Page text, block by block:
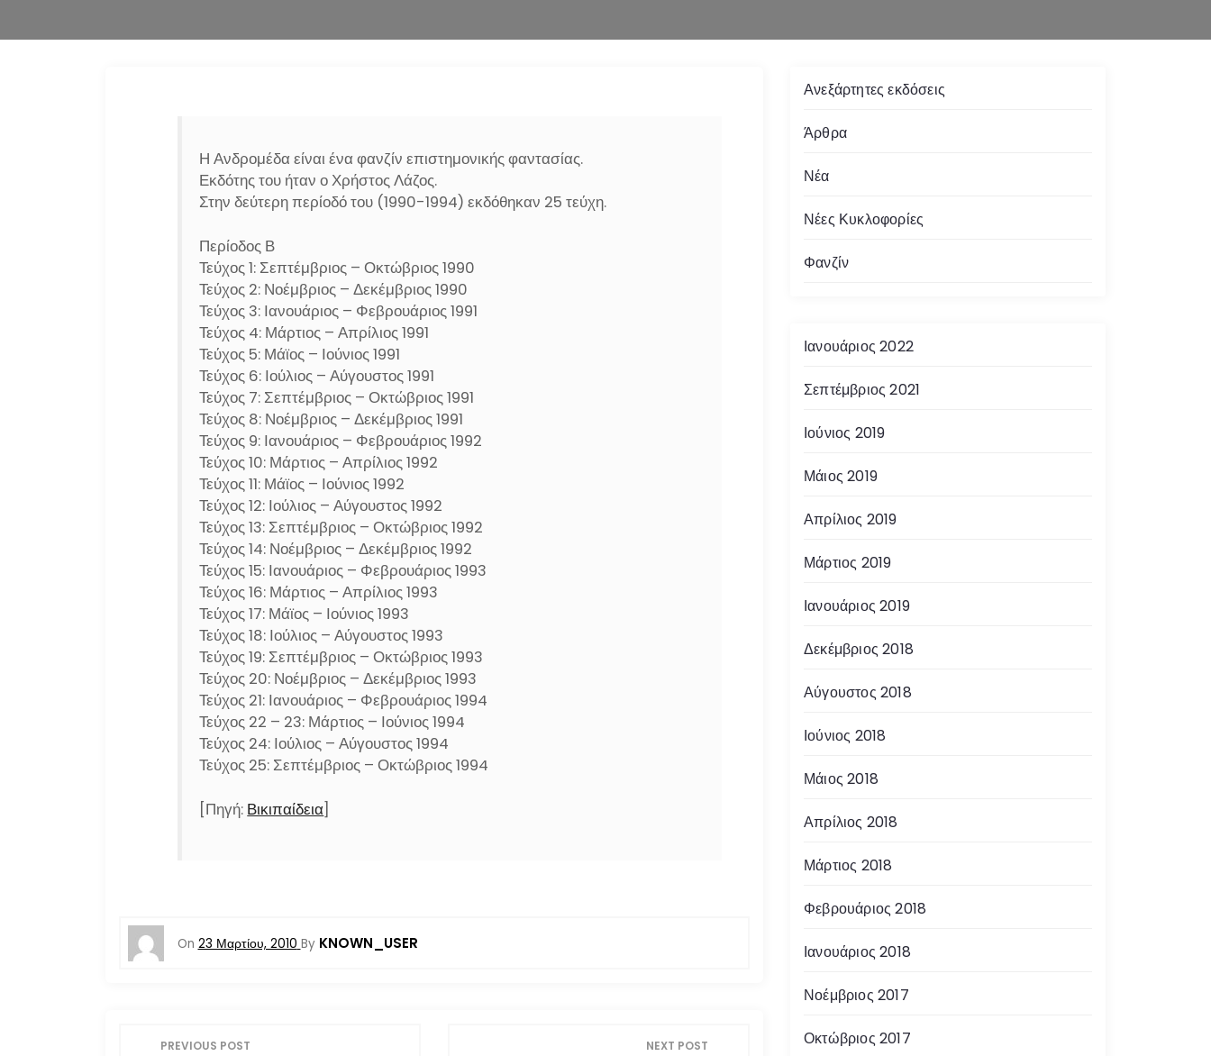
Η Ανδρομέδα είναι ένα φανζίν επιστημονικής φαντασίας.
Εκδότης του ήταν ο Χρήστος Λάζος.
Στην δεύτερη περίοδό του (1990-1994) εκδόθηκαν 25 τεύχη.
Περίοδος Β
Τεύχος 1: Σεπτέμβριος – Οκτώβριος 1990
Τεύχος 2: Νοέμβριος – Δεκέμβριος 1990
Τεύχος 3: Ιανουάριος – Φεβρουάριος 1991
Τεύχος 4: Μάρτιος – Απρίλιος 1991
Τεύχος 5: Μάϊος – Ιούνιος 1991
Τεύχος 6: Ιούλιος – Αύγουστος 1991
Τεύχος 7: Σεπτέμβριος – Οκτώβριος 1991
Τεύχος 8: Νοέμβριος – Δεκέμβριος 1991
Τεύχος 9: Ιανουάριος – Φεβρουάριος 1992
Τεύχος 10: Μάρτιος – Απρίλιος 1992
Τεύχος 11: Μάϊος – Ιούνιος 1992
Τεύχος 12: Ιούλιος – Αύγουστος 1992
Τεύχος 13: Σεπτέμβριος – Οκτώβριος 1992
Τεύχος 14: Νοέμβριος – Δεκέμβριος 1992
Τεύχος 15: Ιανουάριος – Φεβρουάριος 1993
Τεύχος 16: Μάρτιος – Απρίλιος 1993
Τεύχος 17: Μάϊος – Ιούνιος 1993
Τεύχος 18: Ιούλιος – Αύγουστος 1993
Τεύχος 19: Σεπτέμβριος – Οκτώβριος 1993
Τεύχος 20: Νοέμβριος – Δεκέμβριος 1993
Τεύχος 21: Ιανουάριος – Φεβρουάριος 1994
Τεύχος 22 – 23: Μάρτιος – Ιούνιος 1994
Τεύχος 24: Ιούλιος – Αύγουστος 1994
Τεύχος 25: Σεπτέμβριος – Οκτώβριος 1994
[Πηγή: Βικιπαίδεια]
On 23 Μαρτίου, 2010 By KNOWN_USER
PREVIOUS POST NEXT POST
Ανεξάρτητες εκδόσεις
Άρθρα
Νέα
Νέες Κυκλοφορίες
Φανζίν
Ιανουάριος 2022
Σεπτέμβριος 2021
Ιούνιος 2019
Μάιος 2019
Απρίλιος 2019
Μάρτιος 2019
Ιανουάριος 2019
Δεκέμβριος 2018
Αύγουστος 2018
Ιούνιος 2018
Μάιος 2018
Απρίλιος 2018
Μάρτιος 2018
Φεβρουάριος 2018
Ιανουάριος 2018
Νοέμβριος 2017
Οκτώβριος 2017